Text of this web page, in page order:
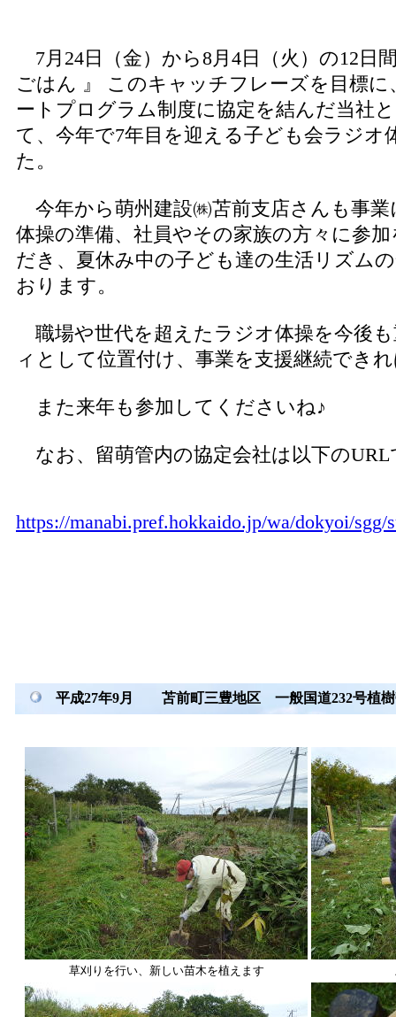
7月24日（金）から8月4日（火）の12日
ごはん 』 このキャッチフレーズを目標に
ートプログラム制度に協定を結んだ当社
て、今年で7年目を迎える子ども会ラジオ
た。
今年から萌州建設㈱苫前支店さんも事
体操の準備、社員やその家族の方々に参
だき、夏休み中の子ども達の生活リズム
おります。
職場や世代を超えたラジオ体操を今後
ィとして位置付け、事業を支援継続でき
また来年も参加してくださいね♪
なお、留萌管内の協定会社は以下の
https://manabi.pref.hokkaido.jp/wa/dokyoi/sgg/
平成27年9月 苫前町三豊地区 一般国道232号植樹
草刈りを行い、新しい苗木を植えます